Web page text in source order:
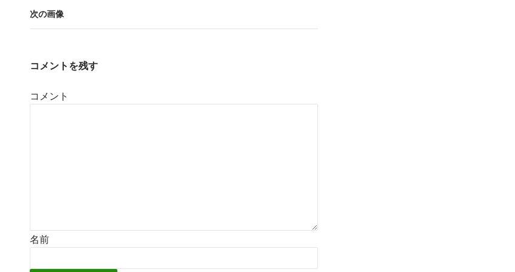
次の画像
コメントを残す
コメント
名前